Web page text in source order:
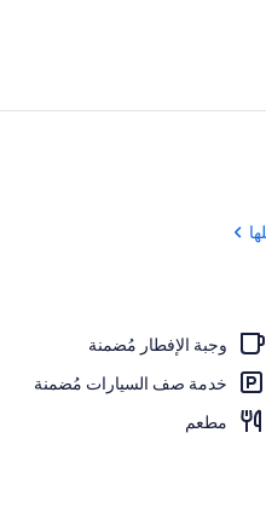
حمّام سباحة خارجي، مظلات على حمّام
وجبة الإفطار مُضمنة
خدمة صف السيارات مُضمنة
مطعم